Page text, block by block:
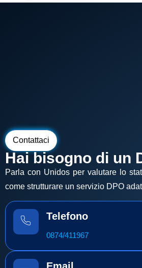
Contattaci
Hai bisogno di un
Parla con Unidos per valutare lo
come strutturare un servizio DPO
Telefono
0874/411967